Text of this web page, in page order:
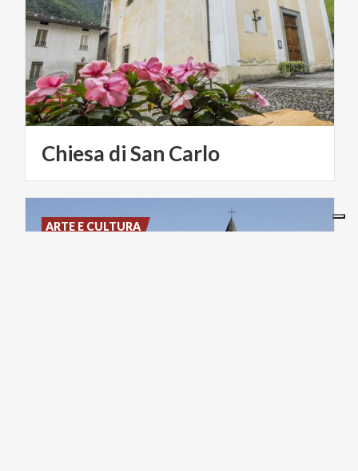
Chiesa diSan Carlo
ARTE E CULTURA